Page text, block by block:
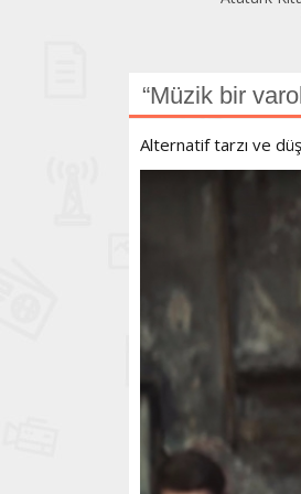
“Müzik bir
Alternatif tarzı ve